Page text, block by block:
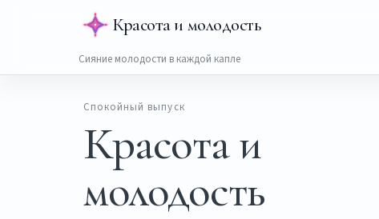
Красота и молодость
Сияние молодости в каждой капле
Спокойный выпуск
Красота и
молодость